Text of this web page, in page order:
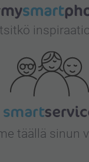
täällä sinun